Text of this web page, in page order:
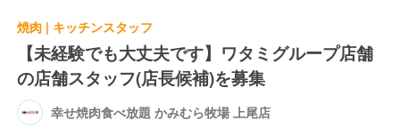
焼肉 | キッチンスタッフ
【未経験でも大丈夫です】ワタミグループ店舗
の店舗スタッフ(店長候補)を募集
幸せ焼肉食べ放題 かみむら牧場 上尾店